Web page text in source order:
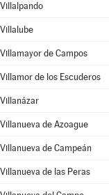
Villalpando
Villalube
Villamayor de Campos
Villamor de los Escuderos
Villanázar
Villanueva de Azoague
Villanueva de Campeán
Villanueva de las Peras